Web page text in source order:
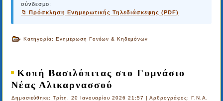
σύνδεσμο:
📁 Πρόσκληση Ενημερωτικής Τηλεδιάσκεψης (PDF)
Κατηγορία:Ενημέρωση Γονέων & Κηδεμόνων
Κοπή Βασιλόπιτας στο Γυμνάσιο
Νέας Αλικαρνασσού
Δημοσιεύθηκε: Τρίτη, 20 Ιανουαρίου 2026 21:57|Αρθρογράφος: Γ.Ν.Α.